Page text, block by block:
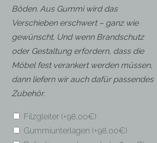
Böden. Aus Gummi wird das
Verschieben erschwert – ganz wie
gewünscht. Und wenn Brandschutz
oder Gestaltung erfordern, dass die
Möbel fest verankert werden müssen,
dann liefern wir auch dafür passendes
Zubehör.
Filzgleiter (+98,00€)
Gummiunterlagen (+98,00€)